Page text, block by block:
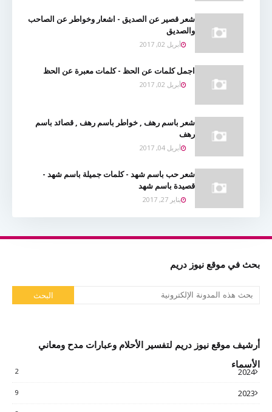
شعر قصير عن الصديق - اشعار وخواطر عن الصاحب
والصديق
أبريل 02, 2017
اجمل كلمات عن الحظ - كلمات معبرة عن الحظ
أبريل 02, 2017
شعر باسم رهف , خواطر باسم رهف , قصائد باسم
رهف
أبريل 04, 2017
شعر حب باسم شهد - كلمات جميلة باسم شهد -
قصيدة باسم شهد
يناير 27, 2017
بحث في موقع نيوز دريم
أرشيف موقع نيوز دريم لتفسير الأحلام وعبارات مدح ومعاني
الأسماء
2024
2
2023
9